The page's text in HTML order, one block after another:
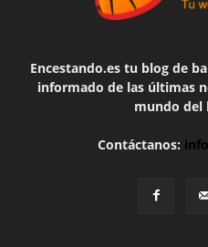
Encestando.es tu blog de
informado de las últimas
mundo del
Contáctanos: